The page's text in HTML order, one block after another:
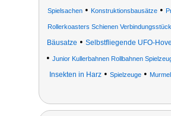
Spielsachen • Konstruktionsbausätze •
Rollerkoasters Schienen
Bäusatze • Selbstfliegende UFO-
• Junior Kullerbahnen Rollbahnen
Insekten in Harz • Spielzeuge •